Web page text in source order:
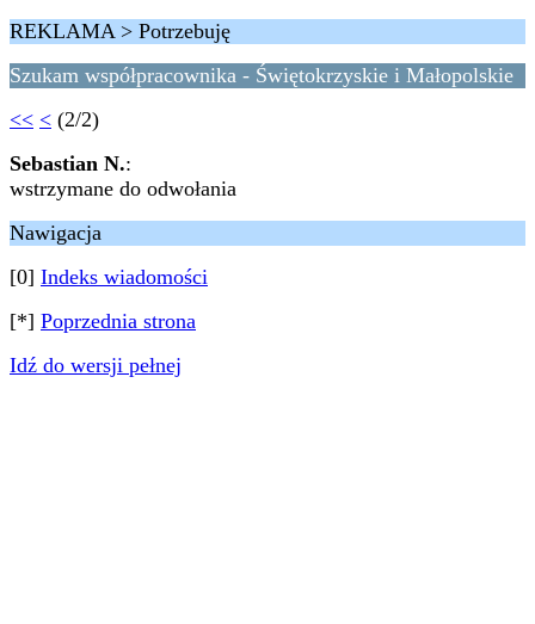
REKLAMA > Potrzebuję
Szukam współpracownika - Świętokrzyskie i Małopolskie
<< < (2/2)
Sebastian N.:
wstrzymane do odwołania
Nawigacja
[0] Indeks wiadomości
[*] Poprzednia strona
Idź do wersji pełnej